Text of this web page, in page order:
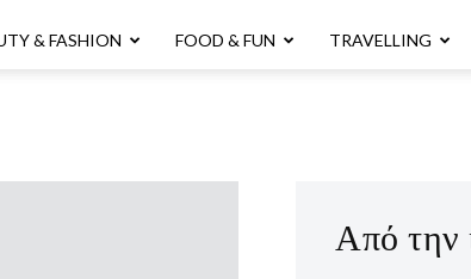
& FASHION FOOD & FUN TRAVELLING
Από την